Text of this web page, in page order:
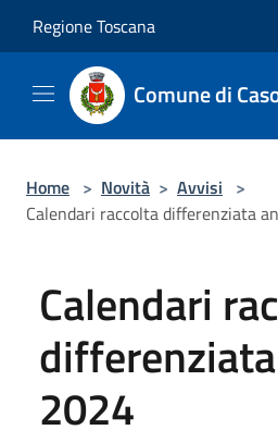
Regione Toscana
Comune di
Home > Novità > Avvisi >
Calendari raccolta differenziata
Calendari
2024